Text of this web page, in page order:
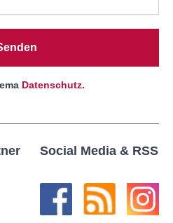
Datenschutz.
Social Media & RSS